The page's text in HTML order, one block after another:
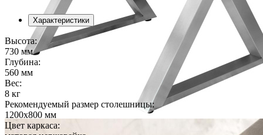
Характеристики
Высота:
730 мм
Глубина:
560 мм
Вес:
8 кг
Рекомендуемый размер столешницы:
1200х800 мм
Цвет каркаса: